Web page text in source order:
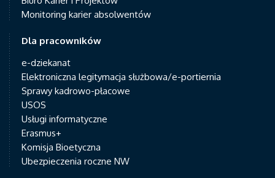
Monitoring karier absolwentów
Dla pracowników
e-dziekanat
Elektroniczna legitymacja służbowa/e-portiernia
Sprawy kadrowo-płacowe
USOS
Usługi informatyczne
Erasmus+
Komisja Bioetyczna
Ubezpieczenia roczne NW